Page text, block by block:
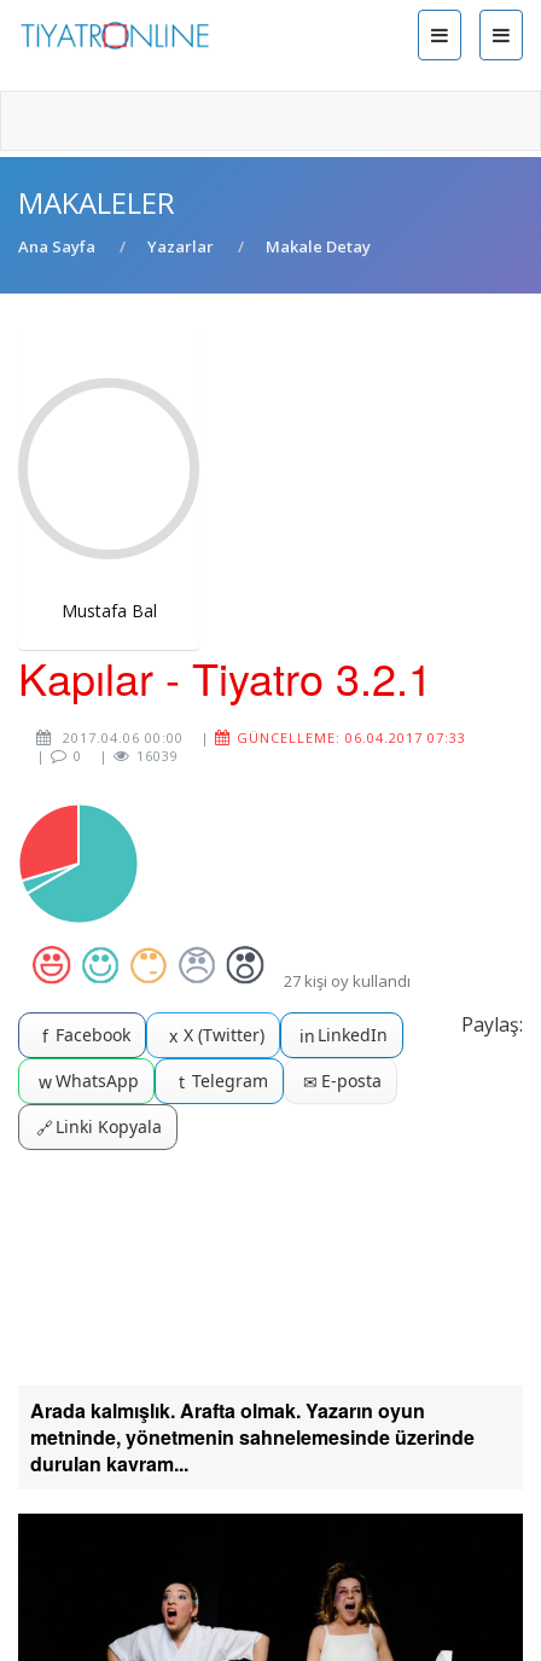
MAKALELER
Ana Sayfa Yazarlar Makale Detay
Mustafa Bal
Kapılar - Tiyatro 3.2.1
2017.04.06 00:00 |
GÜNCELLEME: 06.04.2017 07:33
|
0 | 16039
27 kişi oy kullandı
Paylaş:
f Facebook x X (Twitter) in LinkedIn
wWhatsApp t Telegram ✉ E-posta
🔗Linki Kopyala
Arada kalmışlık. Arafta olmak. Yazarın oyun
metninde, yönetmenin sahnelemesinde üzerinde
durulan kavram...